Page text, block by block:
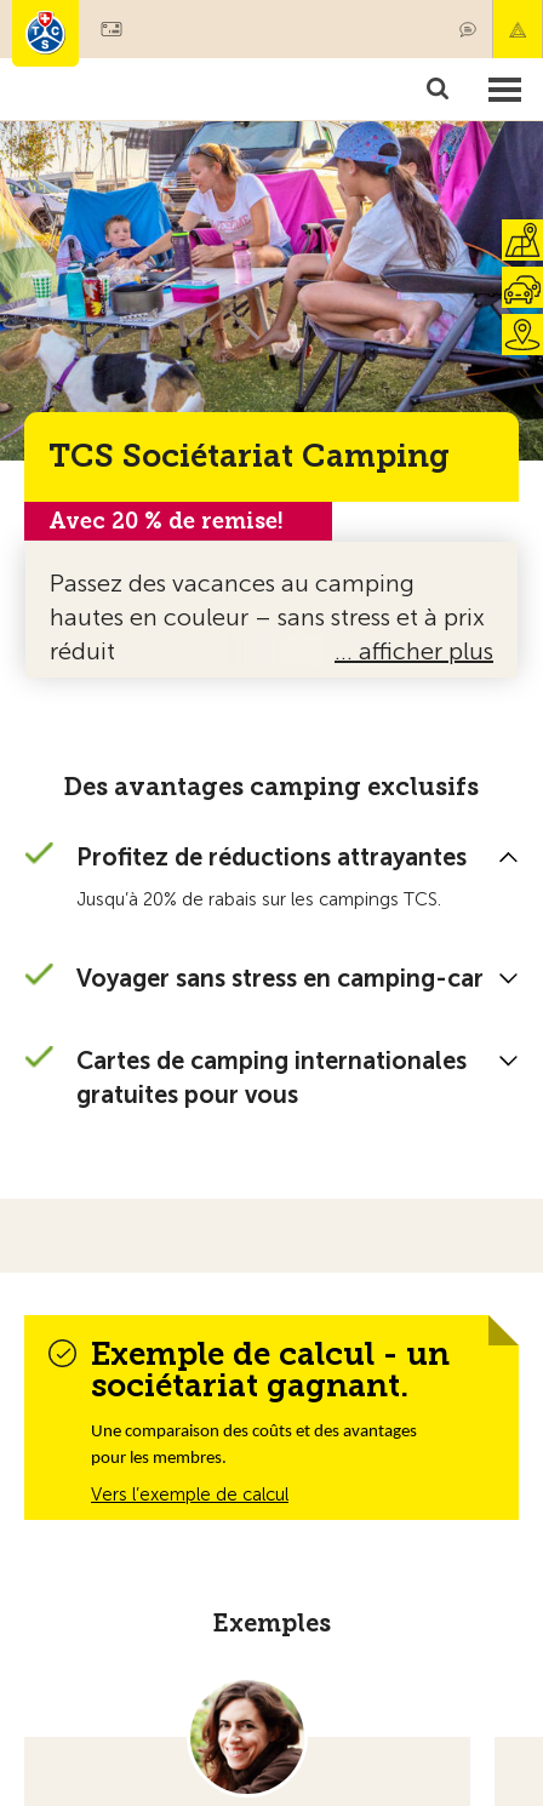
Membres & prestations
Tests, sécurité & santé
TCS Sociétariat Camping
Avec 20 % de remise!
Passez des vacances au camping
hautes en couleur – sans stress et à prix
réduit
… afficher plus
Des avantages camping exclusifs
Profitez de réductions attrayantes
Jusqu’à 20% de rabais sur les campings TCS.
Voyager sans stress en camping-car
Cartes de camping internationales
gratuites pour vous
Exemple de calcul - un
sociétariat gagnant.
Une comparaison des coûts et des avantages
pour les membres.
Vers l’exemple de calcul
Exemples